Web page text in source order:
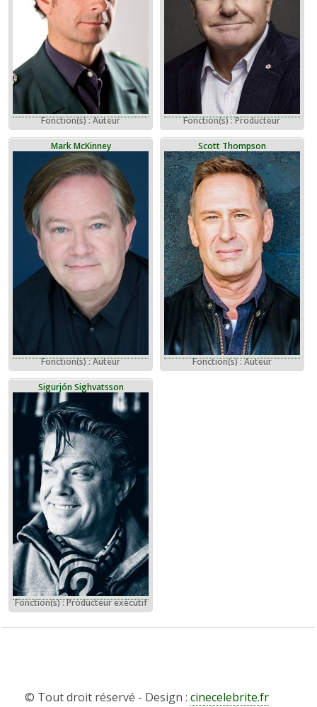
Fonction(s) : Auteur Fonction(s) : Producteur
Mark McKinney
Fonction(s) : Auteur
Scott Thompson
Fonction(s) : Auteur
Sigurjón Sighvatsson
Fonction(s) : Producteur exécutif
© Tout droit réservé - Design :cinecelebrite.fr